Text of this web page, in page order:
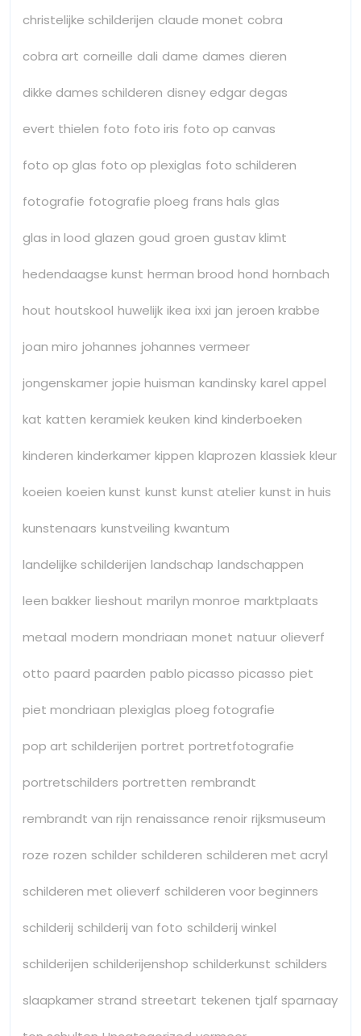
christelijke schilderijen claude monet cobra
cobra art corneille dali dame dames dieren
dikke dames schilderen disney edgar degas
evert thielen foto foto iris foto op canvas
foto op glas foto op plexiglas foto schilderen
fotografie fotografie ploeg frans hals glas
glas in lood glazen goud groen gustav klimt
hedendaagse kunst herman brood hond hornbach
hout houtskool huwelijk ikea ixxi jan jeroen krabbe
joan miro johannes johannes vermeer
jongenskamer jopie huisman kandinsky karel appel
kat katten keramiek keuken kind kinderboeken
kinderen kinderkamer kippen klaprozen klassiek kleur
koeien koeien kunst kunst kunst atelier kunst in huis
kunstenaars kunstveiling kwantum
landelijke schilderijen landschap landschappen
leen bakker lieshout marilyn monroe marktplaats
metaal modern mondriaan monet natuur olieverf
otto paard paarden pablo picasso picasso piet
piet mondriaan plexiglas ploeg fotografie
pop art schilderijen portret portretfotografie
portretschilders portretten rembrandt
rembrandt van rijn renaissance renoir rijksmuseum
roze rozen schilder schilderen schilderen met acryl
schilderen met olieverf schilderen voor beginners
schilderij schilderij van foto schilderij winkel
schilderijen schilderijenshop schilderkunst schilders
slaapkamer strand streetart tekenen tjalf sparnaay